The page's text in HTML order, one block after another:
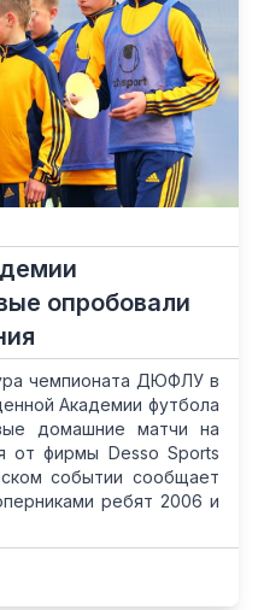
опробовали
чемпионата ДЮФЛУ в
Академии футбола
домашние матчи на
от фирмы Desso Sports
событии сообщает
ребят 2006 и